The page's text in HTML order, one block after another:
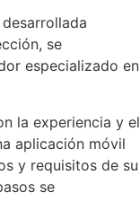
se
especializado en
la experiencia y el
aplicación móvil
y requisitos de su
se